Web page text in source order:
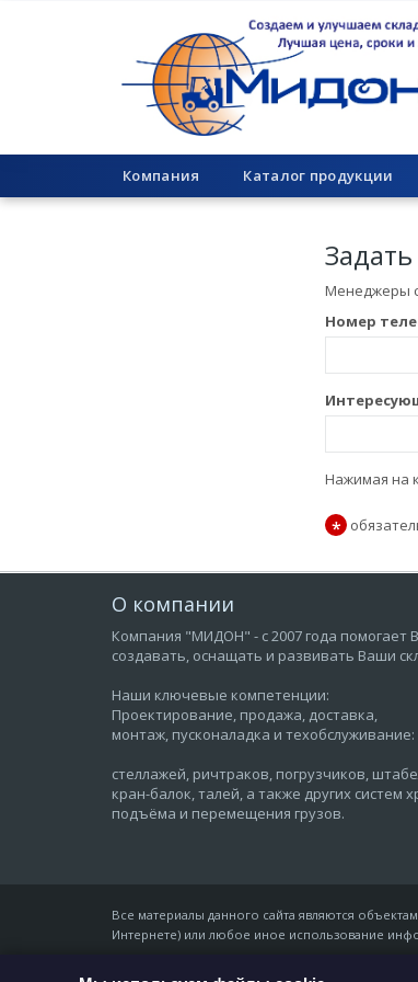
Компания Каталог продукции
Менеджеры
Номер
Нажимая на
*
О компании
Компания "МИДОН" - с 2007 года помогает
создавать, оснащать и развивать Ваши
Наши ключевые компетенции:
Проектирование, продажа, доставка,
монтаж, пусконаладка и техобслуживание:
стеллажей, ричтраков, погрузчиков,
кран-балок, талей, а также других систем
подъёма и перемещения грузов.
Все материалы данного сайта являются
Интернете) или любое иное использование
© Компания «Мидон», 2007 - 06 августа 2026